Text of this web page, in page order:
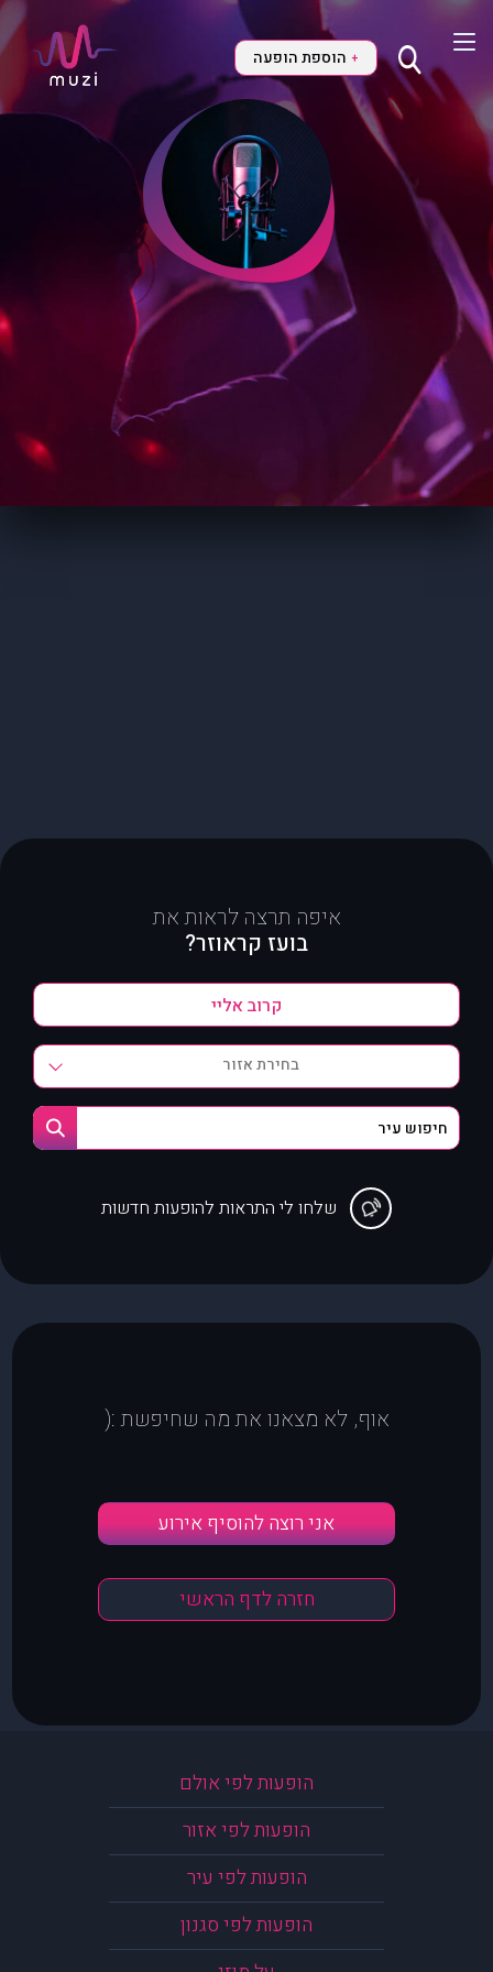
+ הוספת הופעה
איפה תרצה לראות את
בועז קראוזר?
בחירת אזור
שלחו לי התראות להופעות חדשות
אוף, לא מצאנו את מה שחיפשת :(
אני רוצה להוסיף אירוע
חזרה לדף הראשי
הופעות לפי אולם
הופעות לפי אזור
הופעות לפי עיר
הופעות לפי סגנון